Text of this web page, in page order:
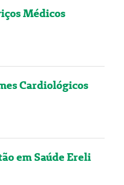
Médicos
Cardiológicos
em Saúde Ereli